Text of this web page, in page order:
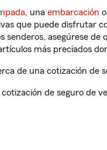
, una embarcación
que puede disfrutar
asegúrese
más preciados
de una cotización de
de seguro de